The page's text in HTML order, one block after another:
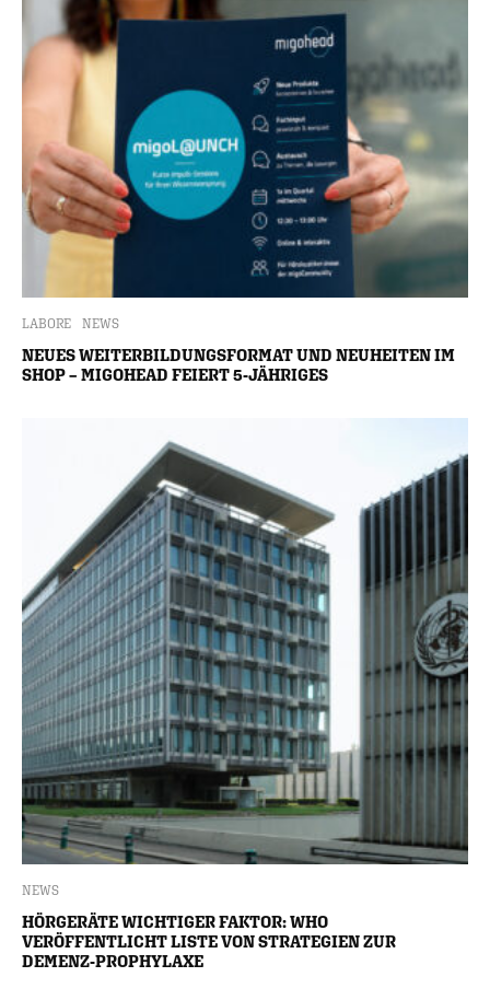
LABORE NEWS
NEUES WEITERBILDUNGSFORMAT UND NEUHEITEN IM
SHOP – MIGOHEAD FEIERT 5-JÄHRIGES
NEWS
HÖRGERÄTE WICHTIGER FAKTOR: WHO
VERÖFFENTLICHT LISTE VON STRATEGIEN ZUR
DEMENZ-PROPHYLAXE